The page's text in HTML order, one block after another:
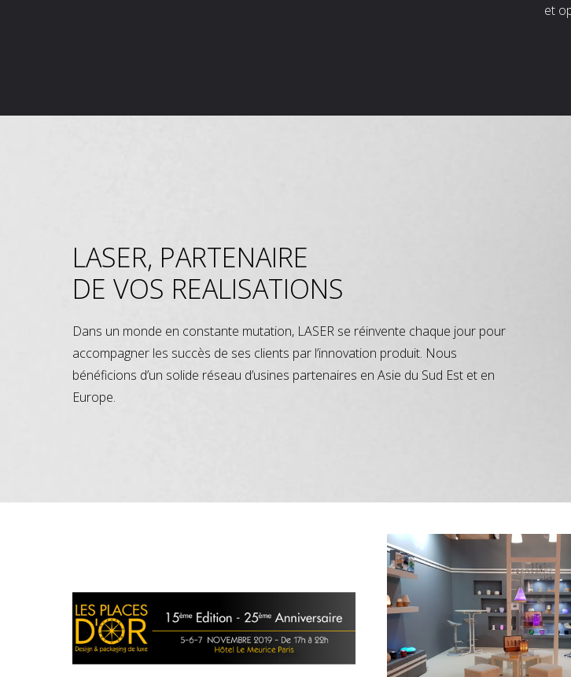
et
LASER, PARTENAIRE
DE VOS REALISATIONS
Dans un monde en constante mutation, LASER se réinvente chaque jour pour
accompagner les succès de ses clients par l’innovation produit. Nous
bénéficions d’un solide réseau d’usines partenaires en Asie du Sud Est et en
Europe.